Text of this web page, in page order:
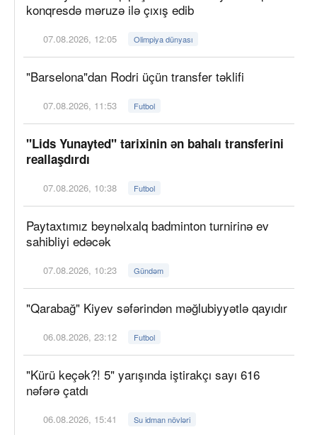
konqresdə məruzə ilə çıxış edib
07.08.2026, 12:05 Olimpiya dünyası
"Barselona"dan Rodri üçün transfer təklifi
07.08.2026, 11:53 Futbol
"Lids Yunayted" tarixinin ən bahalı transferini
reallaşdırdı
07.08.2026, 10:38 Futbol
Paytaxtımız beynəlxalq badminton turnirinə ev
sahibliyi edəcək
07.08.2026, 10:23 Gündəm
"Qarabağ" Kiyev səfərindən məğlubiyyətlə qayıdır
06.08.2026, 23:12 Futbol
"Kürü keçək?! 5" yarışında iştirakçı sayı 616
nəfərə çatdı
06.08.2026, 15:41 Su idman növləri